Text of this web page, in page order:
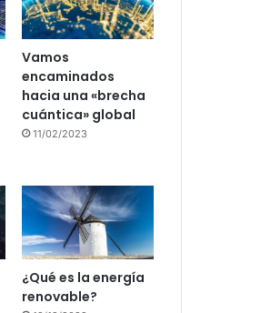
Vamos
encaminados
hacia una «brecha
cuántica» global
11/02/2023
¿Qué es la energía
renovable?